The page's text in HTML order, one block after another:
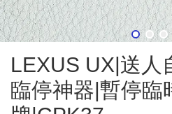
LEXUS UX|送人
臨停神器|暫停臨